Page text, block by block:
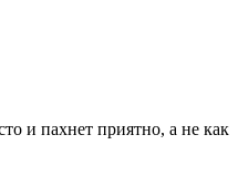
и пахнет приятно, а не как